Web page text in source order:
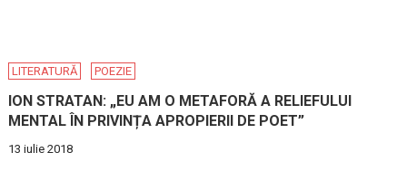
LITERATURĂ POEZIE
ION STRATAN: „EU AM O METAFORĂ A RELIEFULUI
MENTAL ÎN PRIVINȚA APROPIERII DE POET”
13 iulie 2018